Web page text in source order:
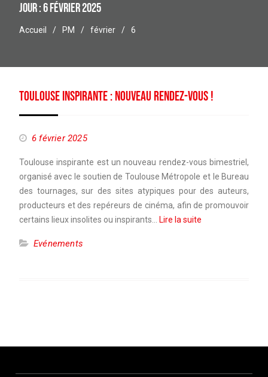
Jour :6 février 2025
Accueil PM février 6
Toulouse Inspirante : nouveau rendez-vous !
6 février 2025
Toulouse inspirante est un nouveau rendez-vous bimestriel,
organisé avec le soutien de Toulouse Métropole et le Bureau
des tournages, sur des sites atypiques pour des auteurs,
producteurs et des repéreurs de cinéma, afin de promouvoir
certains lieux insolites ou inspirants…
Lire la suite
Evénements